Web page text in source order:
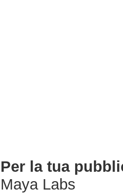
Per la tua
Maya Labs